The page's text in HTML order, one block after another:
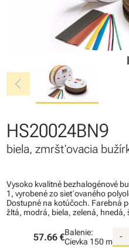
chevron_left
HS20024BN9
biela, zmršťovacia
Vysoko kvalitné bezhalogénové
1, vyrobené zo sieťovaného
Dostupné na kotúčoch. Farebná
žltá, modrá, biela, zelená, hnedá,
57.66 €Balenie:
Cievka 150 m
-